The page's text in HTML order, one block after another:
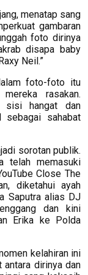
menatap sang
gambaran
foto dirinya
disapa baby
Neil.”
foto-foto itu
rasakan.
sisi hangat dan
sebagai sahabat
sorotan publik.
telah memasuki
Close The
diketahui ayah
Saputra alias DJ
dan kini
Erika ke Polda
kelahiran ini
antara dirinya dan